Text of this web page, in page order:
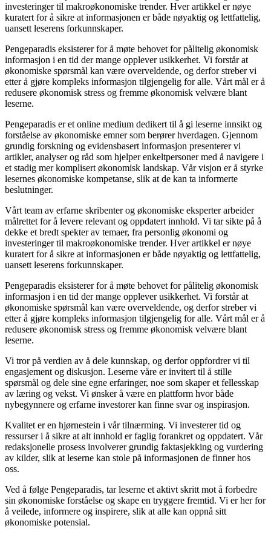
investeringer til makroøkonomiske trender. Hver artikkel er nøye
kuratert for å sikre at informasjonen er både nøyaktig og lettfattelig,
uansett leserens forkunnskaper.
Pengeparadis eksisterer for å møte behovet for pålitelig økonomisk
informasjon i en tid der mange opplever usikkerhet. Vi forstår at
økonomiske spørsmål kan være overveldende, og derfor streber vi
etter å gjøre kompleks informasjon tilgjengelig for alle. Vårt mål er å
redusere økonomisk stress og fremme økonomisk velvære blant
leserne.
Pengeparadis er et online medium dedikert til å gi leserne innsikt og
forståelse av økonomiske emner som berører hverdagen. Gjennom
grundig forskning og evidensbasert informasjon presenterer vi
artikler, analyser og råd som hjelper enkeltpersoner med å navigere i
et stadig mer komplisert økonomisk landskap. Vår visjon er å styrke
lesernes økonomiske kompetanse, slik at de kan ta informerte
beslutninger.
Vårt team av erfarne skribenter og økonomiske eksperter arbeider
målrettet for å levere relevant og oppdatert innhold. Vi tar sikte på å
dekke et bredt spekter av temaer, fra personlig økonomi og
investeringer til makroøkonomiske trender. Hver artikkel er nøye
kuratert for å sikre at informasjonen er både nøyaktig og lettfattelig,
uansett leserens forkunnskaper.
Pengeparadis eksisterer for å møte behovet for pålitelig økonomisk
informasjon i en tid der mange opplever usikkerhet. Vi forstår at
økonomiske spørsmål kan være overveldende, og derfor streber vi
etter å gjøre kompleks informasjon tilgjengelig for alle. Vårt mål er å
redusere økonomisk stress og fremme økonomisk velvære blant
leserne.
Vi tror på verdien av å dele kunnskap, og derfor oppfordrer vi til
engasjement og diskusjon. Leserne våre er invitert til å stille
spørsmål og dele sine egne erfaringer, noe som skaper et fellesskap
av læring og vekst. Vi ønsker å være en plattform hvor både
nybegynnere og erfarne investorer kan finne svar og inspirasjon.
Kvalitet er en hjørnestein i vår tilnærming. Vi investerer tid og
ressurser i å sikre at alt innhold er faglig forankret og oppdatert. Vår
redaksjonelle prosess involverer grundig faktasjekking og vurdering
av kilder, slik at leserne kan stole på informasjonen de finner hos
oss.
Ved å følge Pengeparadis, tar leserne et aktivt skritt mot å forbedre
sin økonomiske forståelse og skape en tryggere fremtid. Vi er her for
å veilede, informere og inspirere, slik at alle kan oppnå sitt
økonomiske potensial.